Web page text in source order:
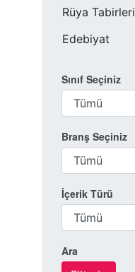
Rüya Tabirleri
Edebiyat
Sınıf Seçiniz
Branş Seçiniz
İçerik Türü
Ara